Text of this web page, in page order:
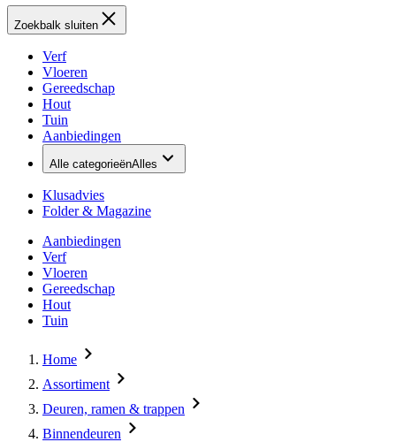
Zoekbalk sluiten
Verf
Vloeren
Gereedschap
Hout
Tuin
Aanbiedingen
Alle categorieënAlles
Klusadvies
Folder & Magazine
Aanbiedingen
Verf
Vloeren
Gereedschap
Hout
Tuin
Home
Assortiment
Deuren, ramen & trappen
Binnendeuren